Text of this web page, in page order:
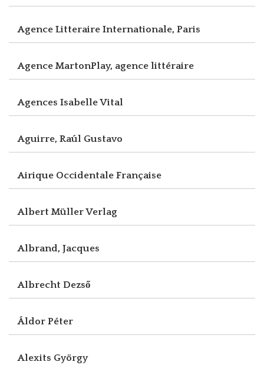
Agence Litteraire Internationale, Paris
Agence MartonPlay, agence littéraire
Agences Isabelle Vital
Aguirre, Raúl Gustavo
Airique Occidentale Française
Albert Müller Verlag
Albrand, Jacques
Albrecht Dezső
Áldor Péter
Alexits György